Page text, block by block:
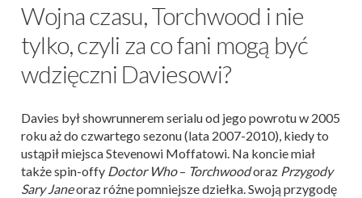
Wojna czasu, Torchwood i nie
tylko, czyli za co fani mogą być
wdzięczni Daviesowi?
Davies był showrunnerem serialu od jego powrotu w 2005
roku aż do czwartego sezonu (lata 2007-2010), kiedy to
ustąpił miejsca Stevenowi Moffatowi. Na koncie miał
także spin-offy Doctor Who– Torchwoodoraz Przygody
Sary Janeoraz różne pomniejsze dziełka. Swoją przygodę